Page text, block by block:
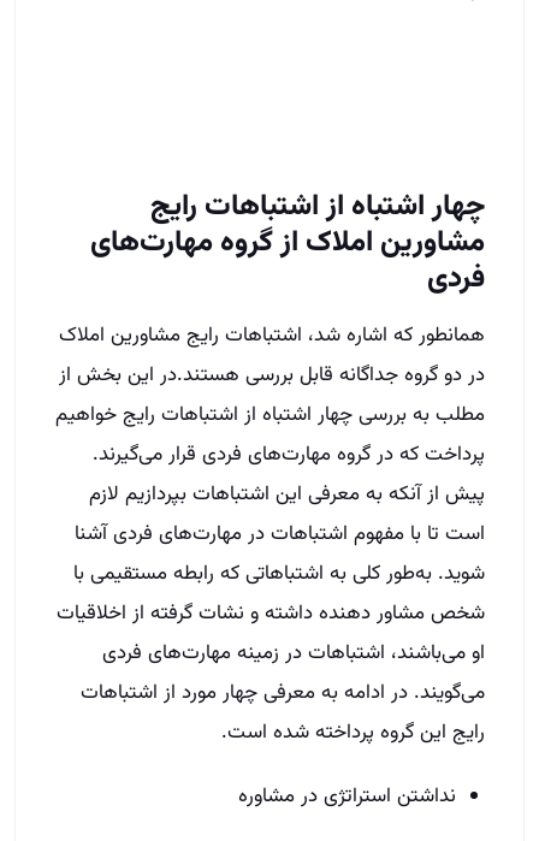
چهار اشتباه از اشتباهات رایج
مشاورین املاک از گروه مهارت‌های
فردی
همانطور که اشاره شد، اشتباهات رایج مشاورین املاک
در دو گروه جداگانه قابل بررسی هستند.در این بخش از
مطلب به بررسی چهار اشتباه از اشتباهات رایج خواهیم
پرداخت که در گروه مهارت‌های فردی قرار می‌گیرند.
پیش از آنکه به معرفی این اشتباهات بپردازیم لازم
است تا با مفهوم اشتباهات در مهارت‌های فردی آشنا
شوید. به‌طور کلی به اشتباهاتی که رابطه مستقیمی با
شخص مشاور دهنده داشته و نشات گرفته از اخلاقیات
او می‌باشند، اشتباهات در زمینه مهارت‌های فردی
می‌گویند. در ادامه به معرفی چهار مورد از اشتباهات
رایج این گروه پرداخته شده است.
نداشتن استراتژی در مشاوره